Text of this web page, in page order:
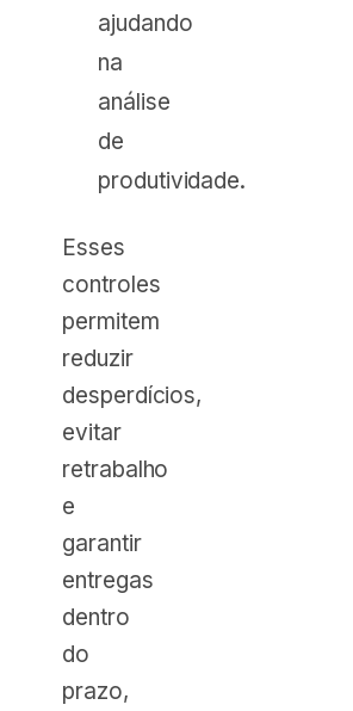
ajudando
na
análise
de
produtividade.
Esses
controles
permitem
reduzir
desperdícios,
evitar
retrabalho
e
garantir
entregas
dentro
do
prazo,